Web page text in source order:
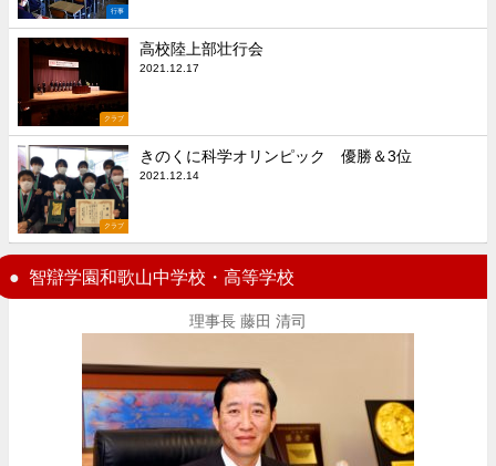
行事
クラブ
高校陸上部壮行会
2021.12.17
クラブ
きのくに科学オリンピック 優勝＆3位
2021.12.14
智辯学園和歌山中学校・高等学校
理事長 藤田 清司